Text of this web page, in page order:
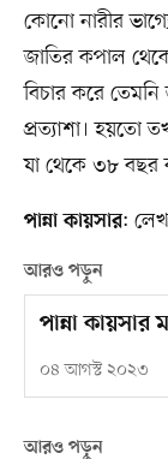
কোনো নারীর
জাতির কপাল
বিচার করে
প্রত্যাশা। হয়তো
যা থেকে ৩৮ বছর
পান্না কায়সার:
আরও পড়ুন
পান্না কায়সার
০৪ আগস্ট ২০২৩
আরও পড়ুন